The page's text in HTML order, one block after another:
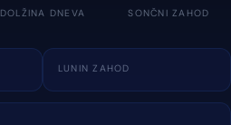
DOLŽINA DNEVA SONČNI ZAHOD
LUNIN ZAHOD